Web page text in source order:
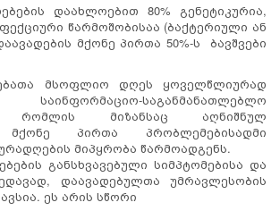
დაახლოებით 80% გენეტიკურია,
წარმოშობისაა (ბაქტერიული ან
მქონე პირთა 50%-ს ბავშვები
მსოფლიო დღეს ყოველწლიურად
საგანმანათლებლო
რომლის მიზანსაც აღნიშნულ
მქონე პირთა პრობლემებისადმი
მიპყრობა წარმოადგენს.
განსხვავებული სიმპტომებისა და
დაავადებულთა უმრავლესობის
ეს არის სწორი